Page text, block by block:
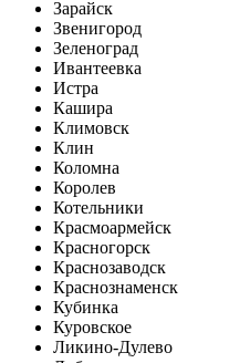
Зарайск
Звенигород
Зеленоград
Ивантеевка
Истра
Кашира
Климовск
Клин
Коломна
Королев
Котельники
Красмоармейск
Красногорск
Краснозаводск
Краснознаменск
Кубинка
Куровское
Ликино-Дулево